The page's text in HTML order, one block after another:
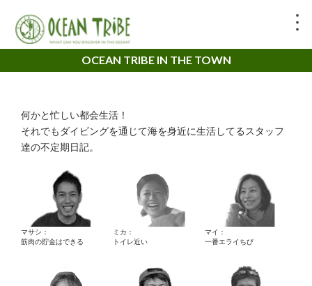
OCEAN TRIBE IN THE TOWN
何かと忙しい都会生活！
それでもダイビングを通じて海を身近に生活してるスタッフ
達の不定期日記。
マサシ：
筋肉の貯金はできる
ミカ：
トイレ近い
マイ：
一番エライちび